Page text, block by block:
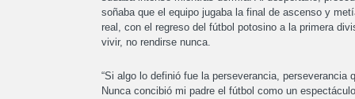
soñaba que el equipo jugaba la final de ascenso y
real, con el regreso del fútbol potosino a la primera
vivir, no rendirse nunca.
“Si algo lo definió fue la perseverancia, perseverancia
Nunca concibió mi padre el fútbol como un